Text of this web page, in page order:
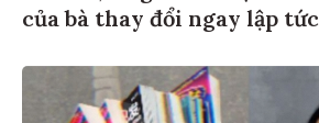
của bà thay đổi ngay lập tức